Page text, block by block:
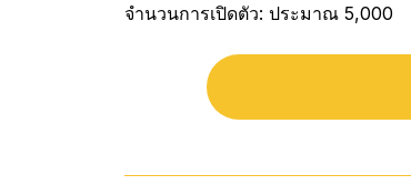
จำนวนการเปิดตัว: ประมาณ 5,000